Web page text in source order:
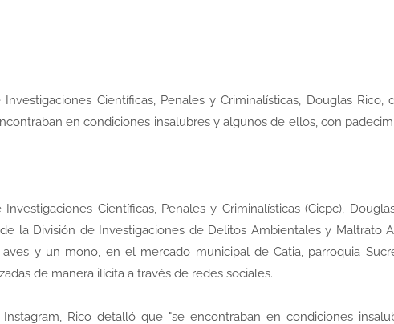
Científicas, Penales y Criminalísticas, Douglas Rico,
en condiciones insalubres y algunos de ellos, con
Científicas, Penales y Criminalísticas (Cicpc),
la División de Investigaciones de Delitos Ambientales y Maltrato
y un mono, en el mercado municipal de Catia, parroquia
de manera ilícita a través de redes sociales.
Rico detalló que "se encontraban en condiciones